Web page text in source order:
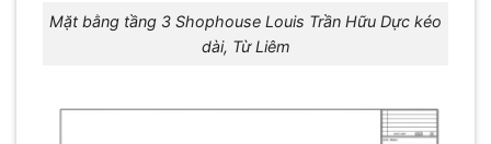
Mặt bằng tầng 3 Shophouse Louis Trần Hữu Dực kéo
dài, Từ Liêm